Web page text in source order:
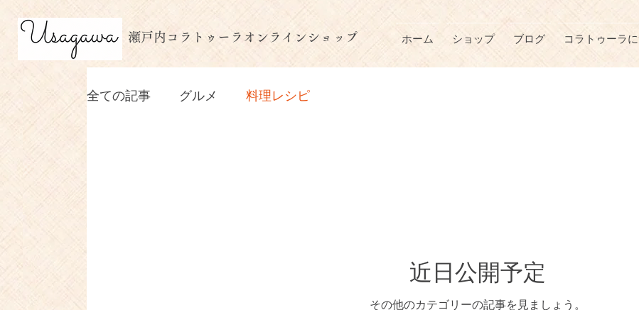
MENU ​瀬戸内コラトゥーラオンラインショップ ホーム ショップ ブログ コラトゥーラ
全ての記事 グルメ 料理レシピ
近日公開予定
その他のカテゴリーの記事を見ましょう。